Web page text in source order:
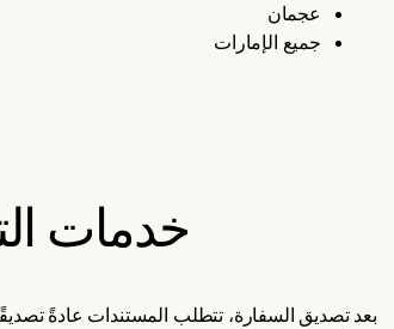
عجمان
جميع الإمارات
خدمات
بعد تصديق السفارة، تتطلب المستندات عادةً